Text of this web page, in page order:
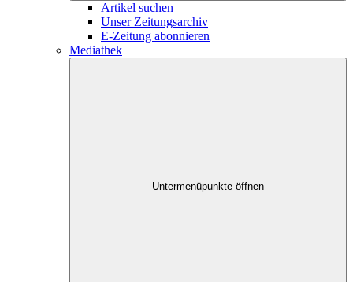
Artikel suchen
Unser Zeitungsarchiv
E-Zeitung abonnieren
Mediathek
Untermenüpunkte öffnen